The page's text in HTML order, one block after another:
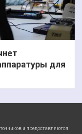
для
и предоставляются